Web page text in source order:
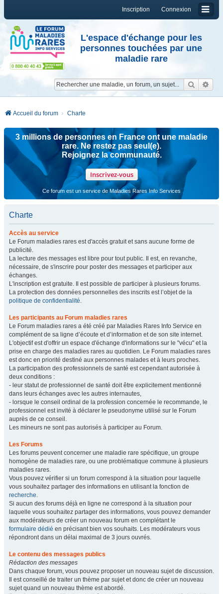
Connexion
Inscription
L'espace d'échange pour les
personnes touchées par une
maladie rare
Accueil du forum Charte
3 millions de personnes en France ont une maladie
rare. Ne restez pas seul(e).
Rejoignez la communauté.
Inscrivez-vous
Ce forum est un service de Maladies Rares Info Services
Charte
Accès au service
Le Forum maladies rares est d'accès gratuit et sans aucune forme de
publicité.
La lecture des messages est libre pour tout public. Il est, en revanche,
nécessaire, de s'inscrire pour poster des messages et participer aux
échanges.
L'inscription est gratuite. Il est possible de participer à plusieurs forums.
La protection des données personnelles des inscrits est l’objet de la
politique de confidentialité.
Les participants au Forum maladies rares
Le Forum maladies rares a été créé par Maladies Rares Info Service en
complément de sa ligne d’écoute et d’information et de son site internet.
L'objectif est d'offrir un espace d'échange d'informations sur le "vécu" et la
prise en charge des maladies rares au quotidien. Le Forum maladies rares
est donc en priorité destiné aux personnes malades et à leurs proches.
La participation des professionnels de santé est cependant autorisée à
deux conditions :
- leur statut de professionnel de santé doit être explicitement mentionné
dans leurs échanges avec les autres internautes,
- lorsque le conseil ordinal de la profession concernée le recommande, le
professionnel est invité à déclarer le pseudonyme utilisé sur le Forum
auprès de ce conseil.
Les mineurs ne sont pas autorisés à participer au Forum.
Les Forums
Les forums peuvent concerner une maladie rare spécifique, un groupe
homogène de maladies rare, ou une problématique commune à plusieurs
maladies rares.
Vous pouvez vérifier si un forum correspond à la situation pour laquelle
vous souhaitez partager des informations en utilisant la fonction de
recherche.
Si aucun des forums déjà en ligne ne correspond à la situation pour
laquelle vous souhaitez partager des informations, vous pouvez demander
aux modérateurs de créer un nouveau forum en complétant le
formulaire dédié en précisant bien vos souhaits. Les modérateurs vous
répondront dans un délai maximal de 3 jours ouvrés.
Le contenu des messages publics
Rédaction des messages
Dans chaque forum, vous pouvez proposer un nouveau sujet de discussion.
Il est conseillé de traiter un thème par sujet et donc de créer un nouveau
sujet quand un nouveau thème est abordé.